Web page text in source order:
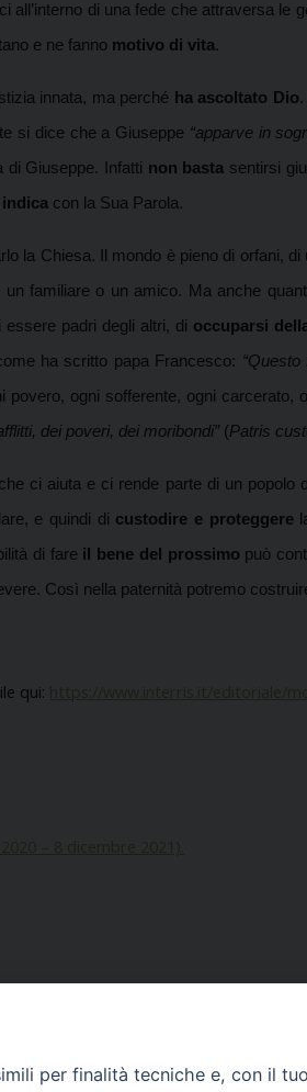
di una fede che attraversa le
e ne fanno motivo di vita.
innata, ma perché ha ascoltato Dio
si dice che a Giuseppe “apparve in
di Giuseppe. Infatti non basta sentirsi
con la Sua Parola.
la Chiesa. Il mondo è pieno di orfani,
familiare o un amico. Ma anche
essere padri degli altri, di occuparsi
ha scritto papa Francesco:
povero, ogni sofferente, ogni
dei poveri, dei moribondi” (Patris
che ci aiuta e ci rende parte di un popolo
e quindi di custodire e proteggere
di fare il bene del prossimo può
Così nella paternità potremo
qui: https://www.interris.it/editoriale/
– 8 dicembre 2021).
per finalità tecniche e, con il